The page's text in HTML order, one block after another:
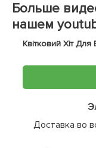
Больше
нашем
Квітковий Хіт
Доставка во